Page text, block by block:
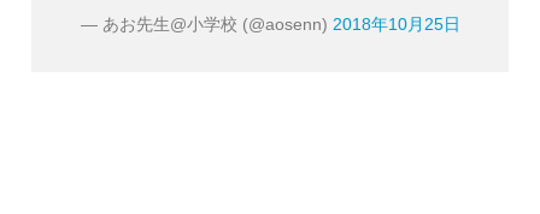
— あお先生@小学校 (@aosenn) 2018年10月25日